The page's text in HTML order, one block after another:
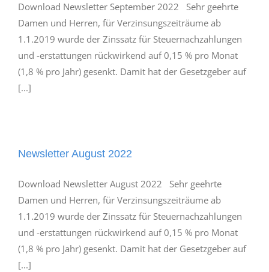
Download Newsletter September 2022 Sehr geehrte
Damen und Herren, für Verzinsungszeiträume ab
1.1.2019 wurde der Zinssatz für Steuernachzahlungen
und -erstattungen rückwirkend auf 0,15 % pro Monat
(1,8 % pro Jahr) gesenkt. Damit hat der Gesetzgeber auf
[...]
Newsletter August 2022
Download Newsletter August 2022 Sehr geehrte
Damen und Herren, für Verzinsungszeiträume ab
1.1.2019 wurde der Zinssatz für Steuernachzahlungen
und -erstattungen rückwirkend auf 0,15 % pro Monat
(1,8 % pro Jahr) gesenkt. Damit hat der Gesetzgeber auf
[...]